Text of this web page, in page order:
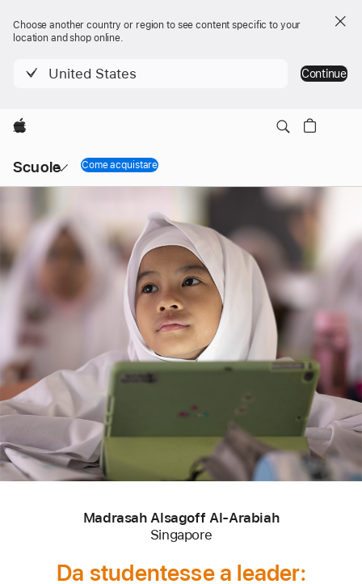
Choose another country or region to see content specific to your
location and shop online.
United States Continue
Apple
Scuole
locale
Apri
Menu
Come acquistare
Madrasah Alsagoff Al-Arabiah
Singapore
per
Da studentesse a leader: